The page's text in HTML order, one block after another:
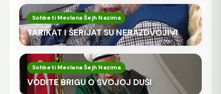
Sohbeti Mevlana Šejh Nazima
TARIKAT I ŠERIJAT SU NERAZDVOJIVI
Sohbeti Mevlana Šejh Nazima
VODITE BRIGU O SVOJOJ DUŠI